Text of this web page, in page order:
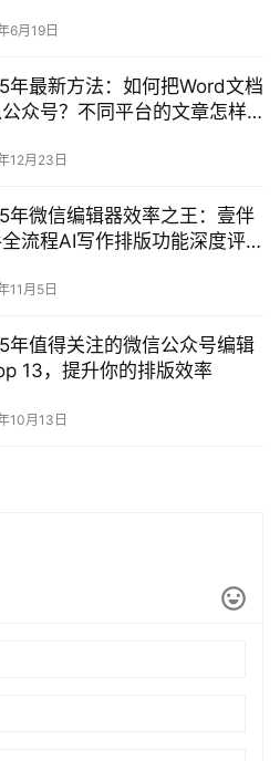
6月19日
年最新方法：如何把Word文档
众号？不同平台的文章怎样
12月23日
年微信编辑器效率之王：壹伴
流程AI写作排版功能深度评
11月5日
年值得关注的微信公众号编辑
13，提升你的排版效率
10月13日